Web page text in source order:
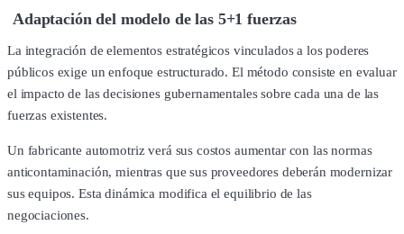
Adaptación del modelo de las 5+1 fuerzas
La integración de elementos estratégicos vinculados a los poderes
públicos exige un enfoque estructurado. El método consiste en evaluar
el impacto de las decisiones gubernamentales sobre cada una de las
fuerzas existentes.
Un fabricante automotriz verá sus costos aumentar con las normas
anticontaminación, mientras que sus proveedores deberán modernizar
sus equipos. Esta dinámica modifica el equilibrio de las
negociaciones.